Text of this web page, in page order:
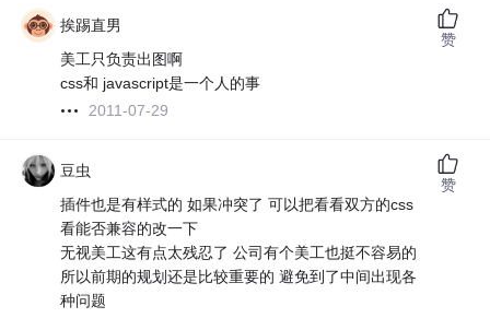
挨踢直男
美工只负责出图啊
css和 javascript是一个人的事
2011-07-29
赞
豆虫
插件也是有样式的 如果冲突了 可以把看看双方的css
看能否兼容的改一下
无视美工这有点太残忍了 公司有个美工也挺不容易的
所以前期的规划还是比较重要的 避免到了中间出现各
种问题
赞